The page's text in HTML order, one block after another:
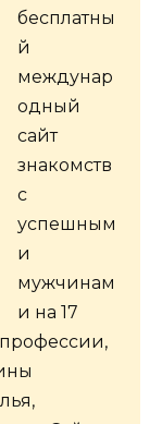
бесплатны
й
междунар
одный
сайт
знакомств
с
успешным
и
мужчинам
и на 17